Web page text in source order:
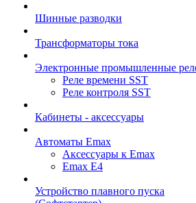
Шинные разводки
Трансформаторы тока
Электронные промышленные
Реле времени SST
Реле контроля SST
Кабинеты - аксессуары
Автоматы Emax
Аксессуары к Emax
Emax E4
Устройство плавного пуска